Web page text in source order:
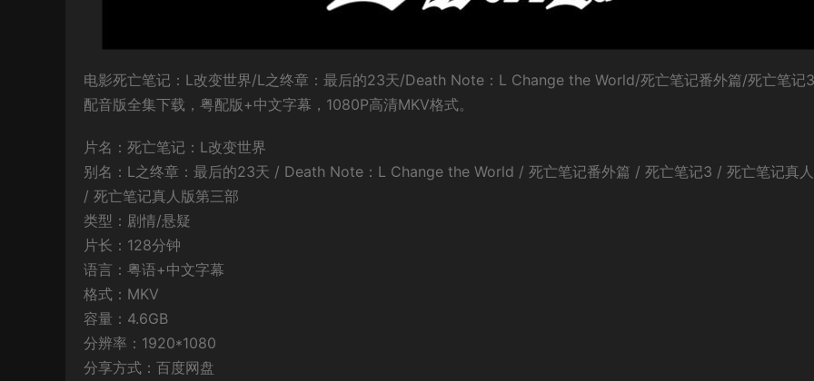
电影死亡笔记：L改变世界/L之终章：最后的23天/Death Note：L Change the World/死亡笔记番外篇/死亡笔记
配音版全集下载，粤配版+中文字幕，1080P高清MKV格式。
片名：死亡笔记：L改变世界
别名：L之终章：最后的23天 / Death Note：L Change the World / 死亡笔记番外篇 / 死亡笔记3 / 死亡笔记真
/ 死亡笔记真人版第三部
类型：剧情/悬疑
片长：128分钟
语言：粤语+中文字幕
格式：MKV
容量：4.6GB
分辨率：1920*1080
分享方式：百度网盘